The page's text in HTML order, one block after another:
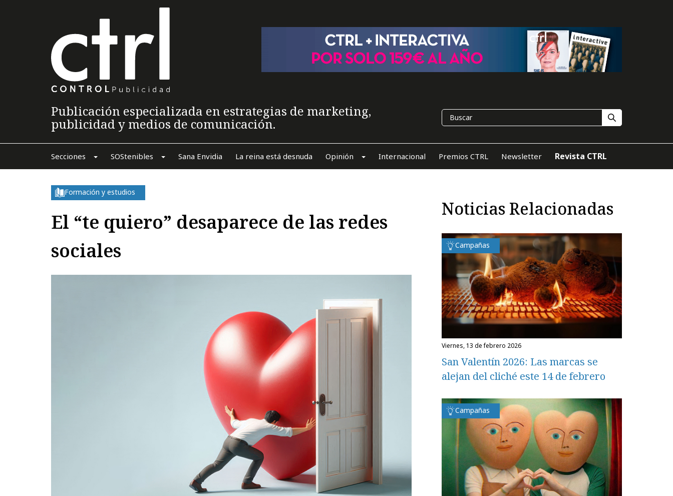
Publicación especializada en estrategias de marketing,
publicidad y medios de comunicación.
Secciones SOStenibles Sana Envidia La reina está desnuda Opinión Internacional Premios CTRL Newsletter Revista CTRL
Formación y estudios
El “te quiero” desaparece de las redes
sociales
Noticias Relacionadas
Campañas
viernes, 13 de febrero 2026
San Valentín 2026: Las marcas se
alejan del cliché este 14 de febrero
Campañas